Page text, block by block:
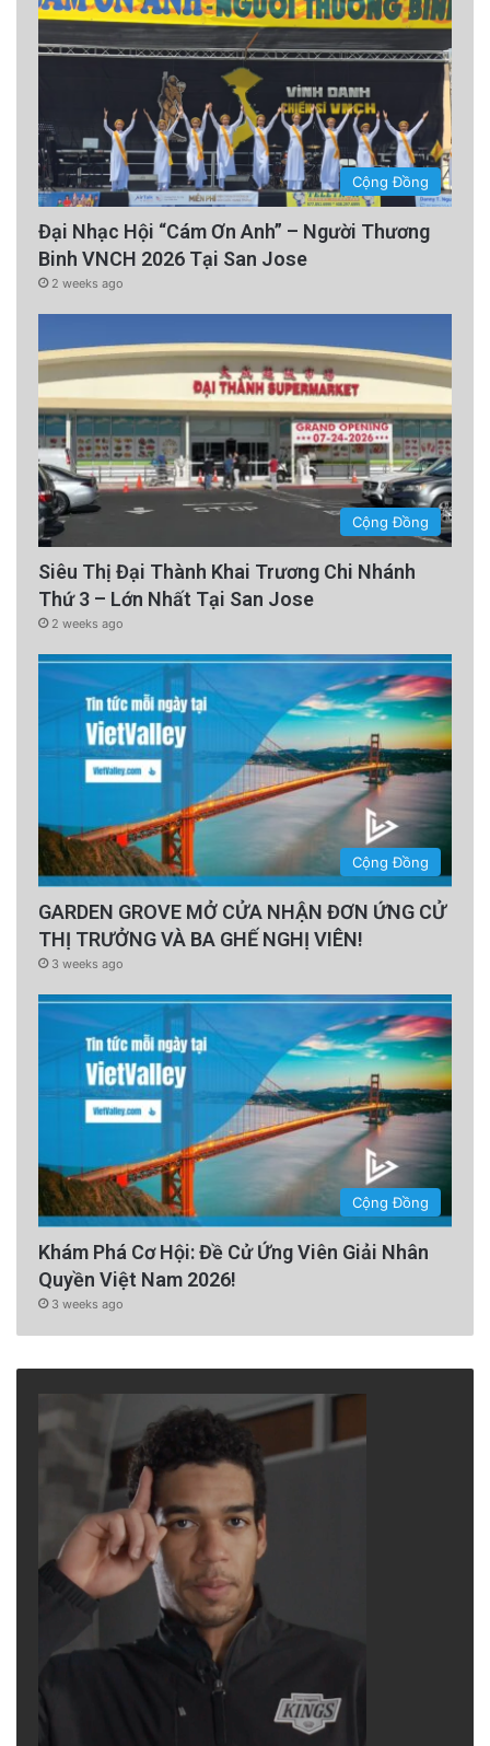
Cộng Đồng
Đại Nhạc Hội “Cám Ơn Anh” – Người Thương
Binh VNCH 2026 Tại San Jose
2 weeks ago
Cộng Đồng
Siêu Thị Đại Thành Khai Trương Chi Nhánh
Thứ 3 – Lớn Nhất Tại San Jose
2 weeks ago
Cộng Đồng
GARDEN GROVE MỞ CỬA NHẬN ĐƠN ỨNG CỬ
THỊ TRƯỞNG VÀ BA GHẾ NGHỊ VIÊN!
3 weeks ago
Cộng Đồng
Khám Phá Cơ Hội: Đề Cử Ứng Viên Giải Nhân
Quyền Việt Nam 2026!
3 weeks ago